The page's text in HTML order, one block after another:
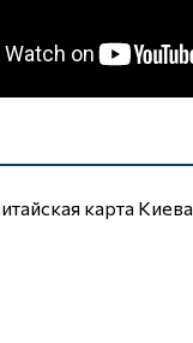
Китайская карта Киева